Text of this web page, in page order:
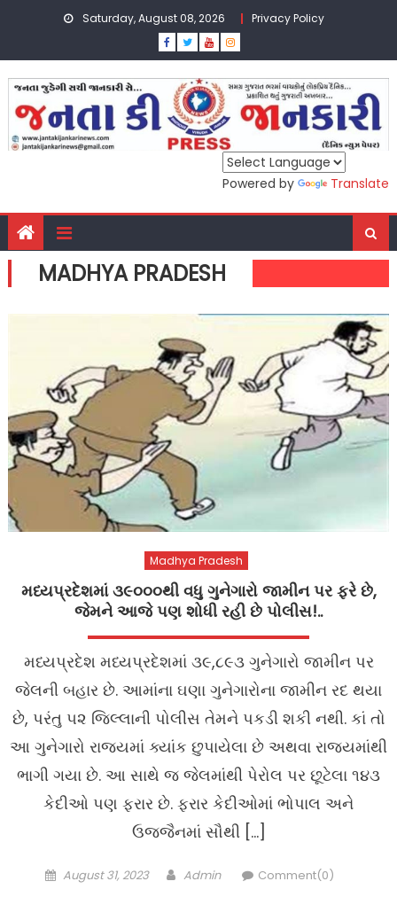
Saturday, August 08, 2026 Privacy Policy
Powered by Translate
MADHYA PRADESH
Madhya Pradesh
મધ્યપ્રદેશમાં ૩૯૦૦૦થી વધુ ગુનેગારો જામીન પર ફરે છે,
જેમને આજે પણ શોધી રહી છે પોલીસ!..
મધ્યપ્રદેશ મધ્યપ્રદેશમાં ૩૯,૮૯૩ ગુનેગારો જામીન પર
જેલની બહાર છે. આમાંના ઘણા ગુનેગારોના જામીન રદ થયા
છે, પરંતુ ૫૨ જિલ્લાની પોલીસ તેમને પકડી શકી નથી. કાં તો
આ ગુનેગારો રાજ્યમાં ક્યાંક છુપાયેલા છે અથવા રાજ્યમાંથી
ભાગી ગયા છે. આ સાથે જ જેલમાંથી પેરોલ પર છૂટેલા ૧૪૩
કેદીઓ પણ ફરાર છે. ફરાર કેદીઓમાં ભોપાલ અને
ઉજ્જૈનમાં સૌથી […]
Posted
August 31, 2023 Author
Admin Comment(0)